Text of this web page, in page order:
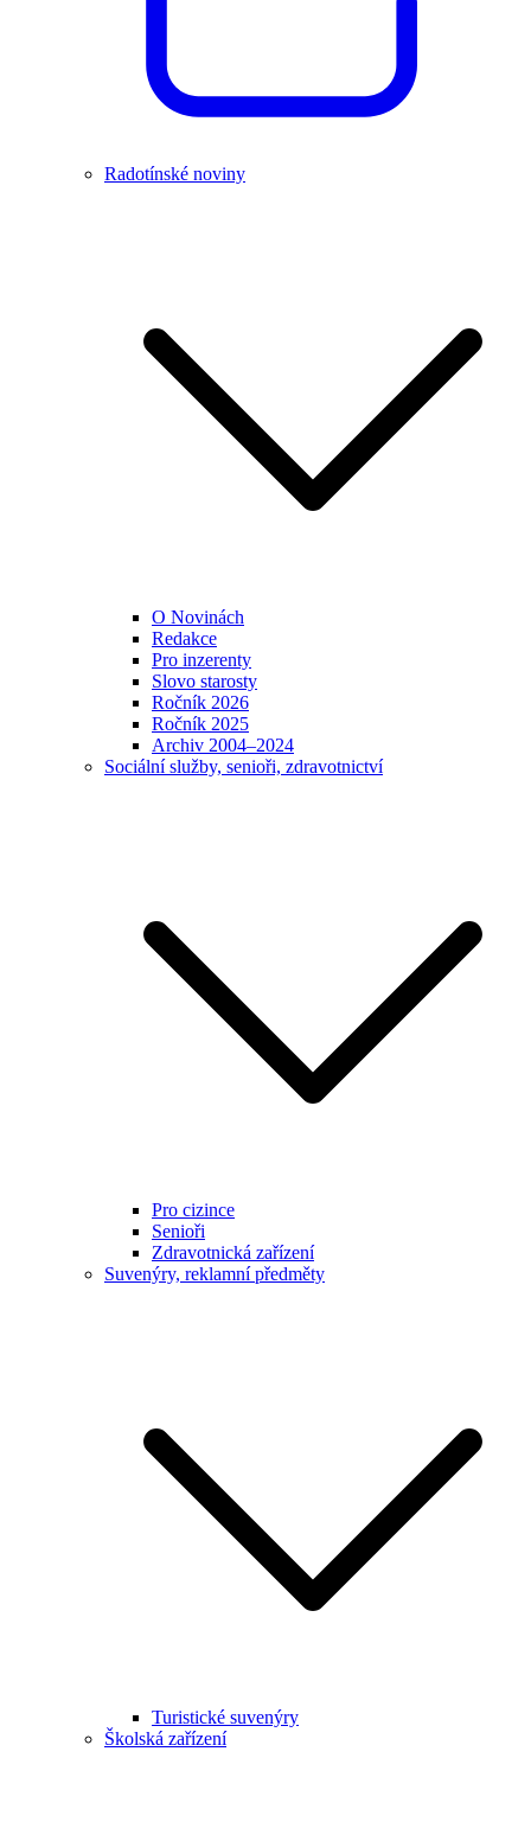
Radotínské noviny
O Novinách
Redakce
Pro inzerenty
Slovo starosty
Ročník 2026
Ročník 2025
Archiv 2004–2024
Sociální služby, senioři, zdravotnictví
Pro cizince
Senioři
Zdravotnická zařízení
Suvenýry, reklamní předměty
Turistické suvenýry
Školská zařízení